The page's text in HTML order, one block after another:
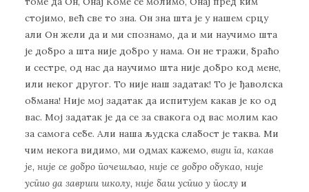
стојимо, већ све то зна. Он зна шта је у нашем срцу
али Он жели да и ми спознамо, да и ми научимо шта
је добро а шта није добро у нама. Он не тражи, браћо
и сестре, од нас да научимо шта није добро код мене,
или неког другог. То није наш задатак! То је ђаволска
обмана! Није мој задатак да испитујем какав је ко од
вас. Мој задатак је да се за свакога од вас молим као
за самога себе. Али наша људска слабост је таква. Ми
чим некога видимо, ми одмах кажемо, види га, какав
је, није се добро почешљао, није се добро обукао, није
успио да заврши школу, није баш успио у послу и